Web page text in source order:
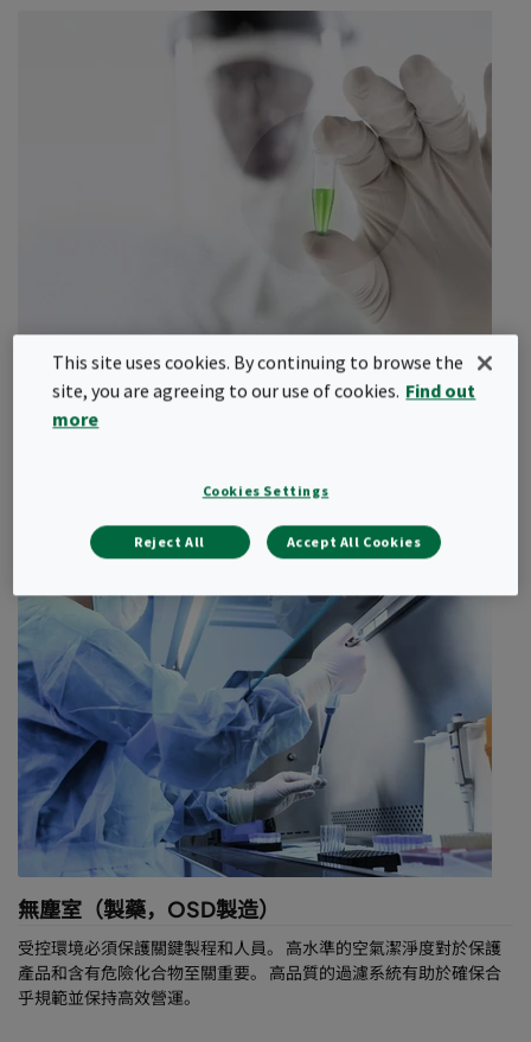
其次，在腫瘤治療等領域，出現越來越多含有高效化合物和活性藥
物成分（HPAPI）的藥物。生產這些藥物需要提高操作品質和職業安
全，以消除交叉污染風險，保護人類健康和環境安全。操作靈活性
也是一項挑戰，它不僅要求高品質，同時還需要實現快速的生產切
不同的設施區域有不同的潔淨度要求
Camfil為OSD潔淨製程和設施提供先進的HEPA濾網和專用除塵
器。OSD設施由不同的區域組成，每個區域都需要專門的空氣濾網
MAU和AHU
高端預過濾，可最大限度地降低總
體擁有成本，保護關鍵區域
磨粉、混合、配製
壓縮套件
高效HEPA過濾系統，可實現平穩的
Megalam和Push-Push濾網，保護
輸送和裝載區域
CamCleaner™維護倉庫的乾淨、
行政辦公室
高品質的過濾，保障員工的健康和
生產效率
讓您的所有敏感潔淨製程更加安心
Camfil是生命科學行業空氣過濾解決方案的領導者，與全球多數大
型製藥企業密切合作。我們提供濾網、箱體和空氣清淨機，旨在滿
足對安全性、可追溯性和控制的嚴格要求。
Camfil ProSafe系列濾網™專為OSD和製藥企業
而設計，具有以下優點：
專為製藥環境中的工藝安全而開發
符合ISO 846要求，不易滋生微生物和污染
節能型濾網 - 兼具高品質和運行效率
通過無塵室常用清潔消毒劑的耐受性測試
無有害化學成分，如甲醛、鄰苯二甲酸酯和雙酚A
堅固耐潮，耐腐蝕，適用於符合VDI 6022標準的衛生HVAC系
安全防護設備（製藥，OSD製造）
在研究或生產過程中，特別是在國防，軍事和大學實驗室中，必須
無塵室（製藥，OSD製造）
受控環境必須保護關鍵製程和人員。 高水準的空氣潔淨度對於保護
產品和含有危險化合物至關重要。 高品質的過濾系統有助於確保合
乎規範並保持高效營運。
This site uses cookies. By continuing to browse the
site, you are agreeing to our use of cookies. Find out
more
Cookies Settings
Reject All Accept All Cookies